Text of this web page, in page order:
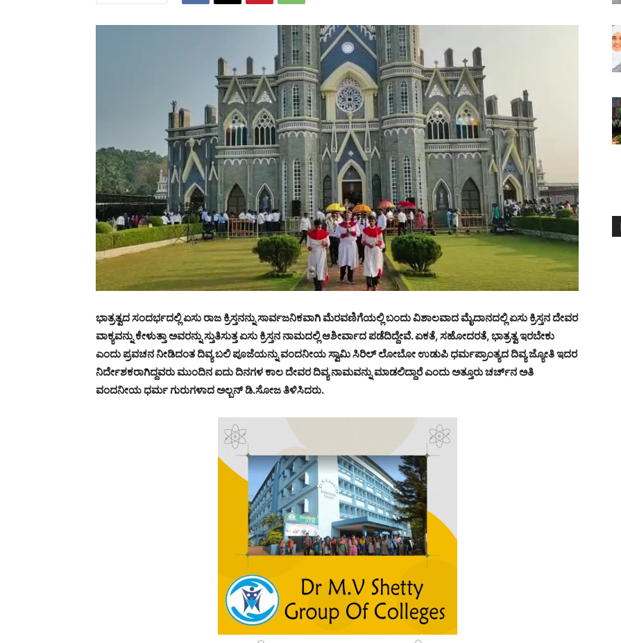
ಭಾತ್ರತ್ವದ ಸಂದರ್ಭದಲ್ಲಿ ಏಸು ರಾಜ ಕ್ರಿಸ್ತನನ್ನು ಸಾರ್ವಜನಿಕವಾಗಿ ಮೆರವಣಿಗೆಯಲ್ಲಿ ಬಂದು ವಿಶಾಲವಾದ ಮೈದಾನದಲ್ಲಿ ಏಸು ಕ್ರಿಸ್ತನ ದೇವರ
ವಾಕ್ಯವನ್ನು ಕೇಳುತ್ತಾ ಅವರನ್ನು ಸ್ತುತಿಸುತ್ತ ಏಸು ಕ್ರಿಸ್ತನ ನಾಮದಲ್ಲಿ ಆಶೀರ್ವಾದ ಪಡೆದಿದ್ದೇವೆ. ಏಕತೆ, ಸಹೋದರತೆ, ಭಾತ್ರತ್ವ ಇರಬೇಕು
ಎಂದು ಪ್ರವಚನ ನೀಡಿದಂತ ದಿವ್ಯ ಬಲಿ ಪೂಜೆಯನ್ನು ವಂದನೀಯ ಸ್ವಾಮಿ ಸಿರಿಲ್ ಲೋಬೋ ಉಡುಪಿ ಧರ್ಮಪ್ರಾಂತ್ಯದ ದಿವ್ಯ ಜ್ಯೋತಿ ಇದರ
ನಿರ್ದೇಶಕರಾಗಿದ್ದವರು ಮುಂದಿನ ಐದು ದಿನಗಳ ಕಾಲ ದೇವರ ದಿವ್ಯ ನಾಮವನ್ನು ಮಾಡಲಿದ್ದಾರೆ ಎಂದು ಅತ್ತೂರು ಚರ್ಚ್‍ನ ಅತಿ
ವಂದನೀಯ ಧರ್ಮ ಗುರುಗಳಾದ ಅಲ್ಬನ್ ಡಿ.ಸೋಜ ತಿಳಿಸಿದರು.